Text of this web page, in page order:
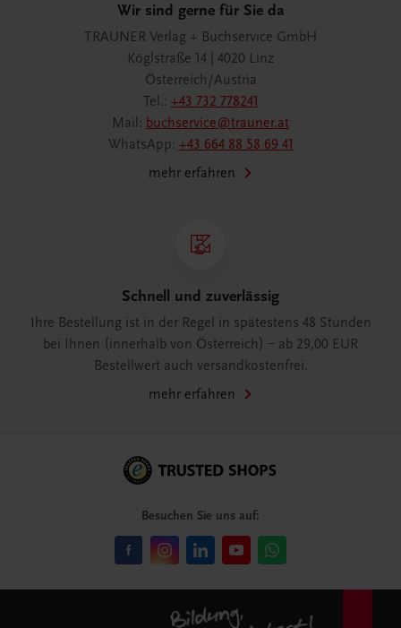
Wir sind gerne für Sie da
TRAUNER Verlag + Buchservice GmbH
Köglstraße 14 | 4020 Linz
Österreich/Austria
Tel.: +43 732 778241
Mail: buchservice@trauner.at
WhatsApp: +43 664 88 58 69 41
mehr erfahren
Schnell und zuverlässig
Ihre Bestellung ist in der Regel in spätestens 48 Stunden
bei Ihnen (innerhalb von Österreich) – ab 29,00 EUR
Bestellwert auch versandkostenfrei.
mehr erfahren
Besuchen Sie uns auf: